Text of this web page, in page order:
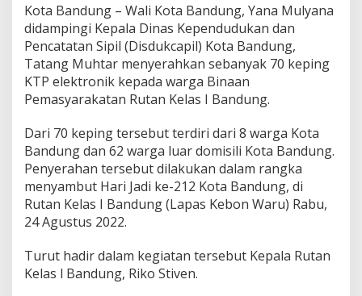
P
e
m
o
t
B
n
d
u
n
g
S
h
k
Kota Bandung – Wali Kota Bandung, Yana Mulyana
didampingi Kepala Dinas Kependudukan dan
Pencatatan Sipil (Disdukcapil) Kota Bandung,
Tatang Muhtar menyerahkan sebanyak 70 keping
KTP elektronik kepada warga Binaan
Pemasyarakatan Rutan Kelas I Bandung.
Dari 70 keping tersebut terdiri dari 8 warga Kota
Bandung dan 62 warga luar domisili Kota Bandung.
Penyerahan tersebut dilakukan dalam rangka
menyambut Hari Jadi ke-212 Kota Bandung, di
Rutan Kelas I Bandung (Lapas Kebon Waru) Rabu,
24 Agustus 2022.
Turut hadir dalam kegiatan tersebut Kepala Rutan
Kelas l Bandung, Riko Stiven.